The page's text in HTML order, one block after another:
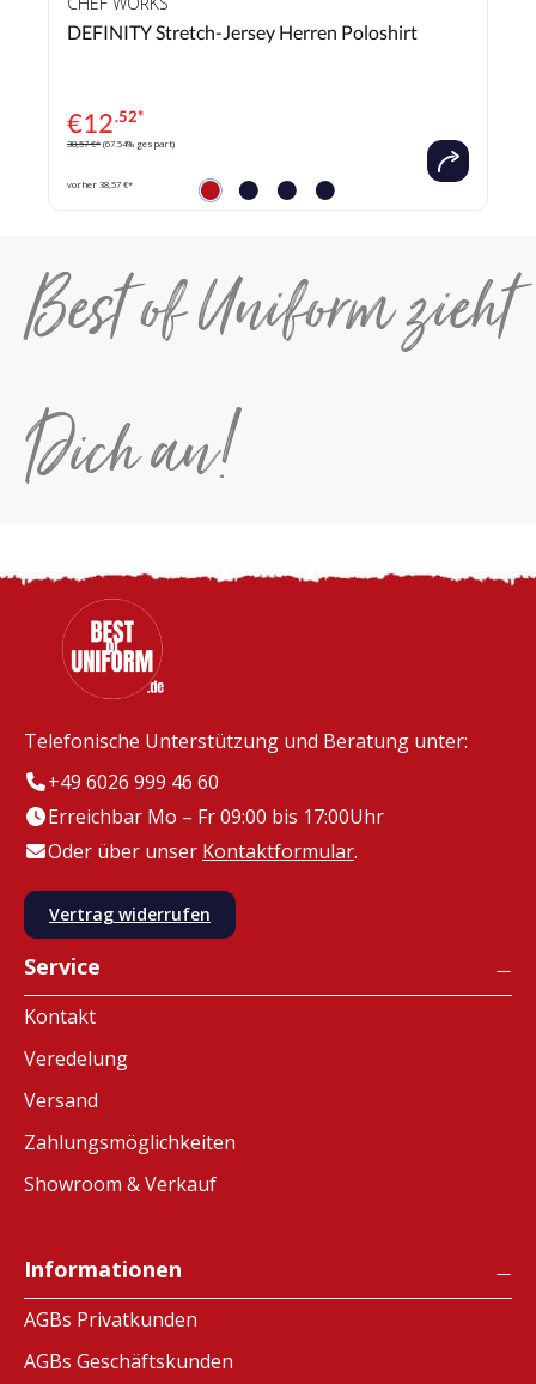
DEFINITY Stretch-Jersey Herren Poloshirt
€12.52*
38,57 €* (67.54% gespart)
vorher 38,57 €*
Best of Uniform zieht
Dich an!
Telefonische Unterstützung und Beratung unter:
+49 6026 999 46 60
Erreichbar Mo – Fr 09:00 bis 17:00Uhr
Oder über unser Kontaktformular.
Vertrag widerrufen
Service
Kontakt
Veredelung
Versand
Zahlungsmöglichkeiten
Showroom & Verkauf
Informationen
AGBs Privatkunden
AGBs Geschäftskunden